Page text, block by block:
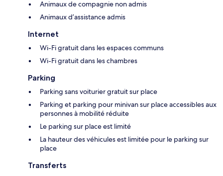
Animaux de compagnie non admis
Animaux d’assistance admis
Internet
Wi-Fi gratuit dans les espaces communs
Wi-Fi gratuit dans les chambres
Parking
Parking sans voiturier gratuit sur place
Parking et parking pour minivan sur place accessibles aux
personnes à mobilité réduite
Le parking sur place est limité
La hauteur des véhicules est limitée pour le parking sur
place
Transferts